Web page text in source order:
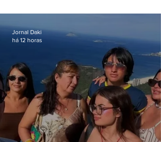
em queda de helicóptero no
Jornal Daki
há 12 horas